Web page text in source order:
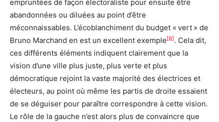
empruntées de façon électoraliste pour ensuite être
abandonnées ou diluées au point d’être
méconnaissables. L’écoblanchiment du budget « vert » de
Bruno Marchand en est un excellent exemple[8]. Cela dit,
ces différents éléments indiquent clairement que la
vision d’une ville plus juste, plus verte et plus
démocratique rejoint la vaste majorité des électrices et
électeurs, au point où même les partis de droite essaient
de se déguiser pour paraître correspondre à cette vision.
Le rôle de la gauche n’est alors plus de convaincre que